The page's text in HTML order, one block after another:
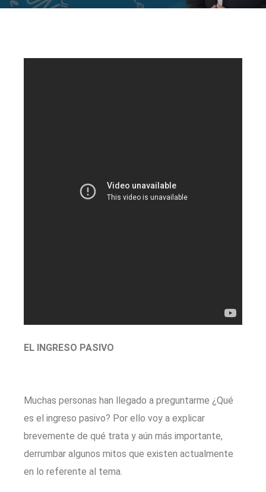
EL INGRESO PASIVO
Muchas personas han llegado a preguntarme ¿Qué
es el ingreso pasivo? Por ello voy a explicar
brevemente de qué trata y aún más importante,
derrumbar algunos mitos que existen actualmente
en lo referente al tema.